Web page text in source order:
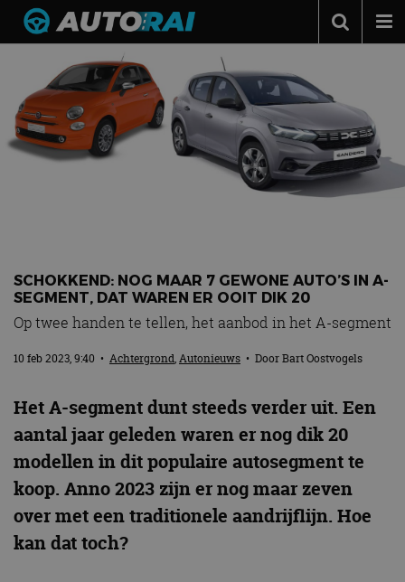
Autonieuws
Podcast
Autotests
Automerken
SCHOKKEND: NOG MAAR 7 GEWONE AUTO’S IN A-
SEGMENT, DAT WAREN ER OOIT DIK 20
Op twee handen te tellen, het aanbod in het A-segment
10 feb 2023, 9:40 • Achtergrond,Autonieuws • DoorBart Oostvogels
Het A-segment dunt steeds verder uit. Een
aantal jaar geleden waren er nog dik 20
modellen in dit populaire autosegment te
koop. Anno 2023 zijn er nog maar zeven
over met een traditionele aandrijflijn. Hoe
kan dat toch?